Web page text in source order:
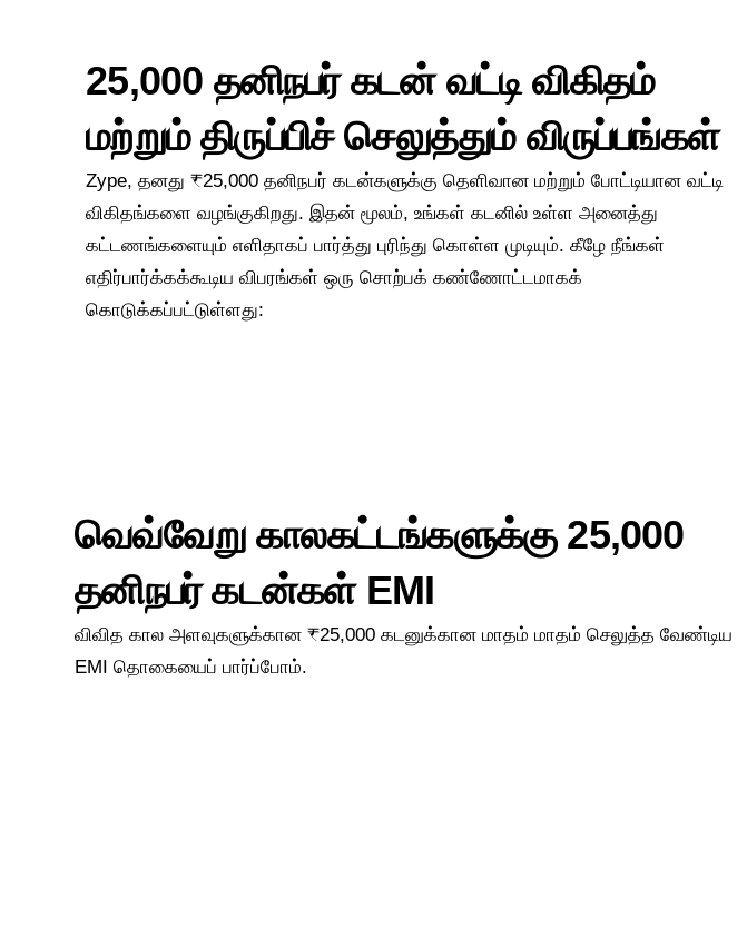
25,000 தனிநபர் கடன் வட்டி விகிதம்
மற்றும் திருப்பிச் செலுத்தும் விருப்பங்கள்
Zype, தனது ₹25,000 தனிநபர் கடன்களுக்கு தெளிவான மற்றும் போட்டியான வட்டி
விகிதங்களை வழங்குகிறது. இதன் மூலம், உங்கள் கடனில் உள்ள அனைத்து
கட்டணங்களையும் எளிதாகப் பார்த்து புரிந்து கொள்ள முடியும். கீழே நீங்கள்
எதிர்பார்க்கக்கூடிய விபரங்கள் ஒரு சொற்பக் கண்ணோட்டமாகக்
கொடுக்கப்பட்டுள்ளது:
வெவ்வேறு காலகட்டங்களுக்கு 25,000
தனிநபர் கடன்கள் EMI
விவித கால அளவுகளுக்கான ₹25,000 கடனுக்கான மாதம் மாதம் செலுத்த வேண்டிய
EMI தொகையைப் பார்ப்போம்.